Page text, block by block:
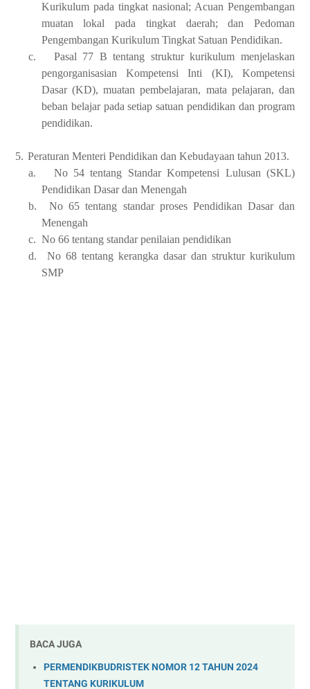
Kurikulum pada tingkat nasional; Acuan Pengembangan
muatan lokal pada tingkat daerah; dan Pedoman
Pengembangan Kurikulum Tingkat Satuan Pendidikan.
c.
Pasal 77 B tentang struktur kurikulum menjelaskan
pengorganisasian Kompetensi Inti (KI), Kompetensi
Dasar (KD), muatan pembelajaran, mata pelajaran, dan
beban belajar pada setiap satuan pendidikan dan program
pendidikan.
5. Peraturan Menteri Pendidikan dan Kebudayaan tahun 2013.
a.
No 54 tentang Standar Kompetensi Lulusan (SKL)
Pendidikan Dasar dan Menengah
b.
No 65 tentang standar proses Pendidikan Dasar dan
Menengah
c. No 66 tentang standar penilaian pendidikan
d.
No 68 tentang kerangka dasar dan struktur kurikulum
SMP
BACA JUGA
PERMENDIKBUDRISTEK NOMOR 12 TAHUN 2024
TENTANG KURIKULUM